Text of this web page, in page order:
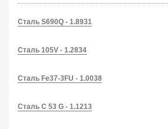
Сталь S690Q - 1.8931
Сталь 105V - 1.2834
Сталь Fe37-3FU - 1.0038
Сталь C 53 G - 1.1213